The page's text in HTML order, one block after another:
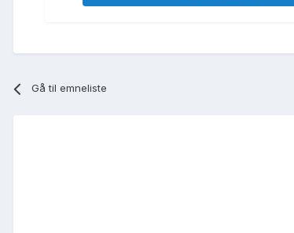
Gå til emneliste